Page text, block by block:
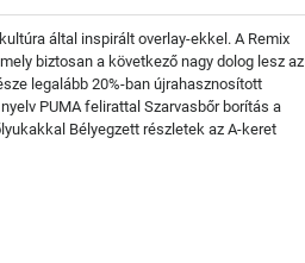
által inspirált overlay-ekkel. A Remix
biztosan a következő nagy dolog lesz az
legalább 20%-ban újrahasznosított
PUMA felirattal Szarvasbőr borítás a
Bélyegzett részletek az A-keret